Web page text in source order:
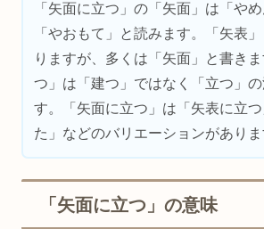
「矢面に立つ」の「矢面」は「や
「やおもて」と読みます。「矢表
りますが、多くは「矢面」と書き
つ」は「建つ」ではなく「立つ」の
す。「矢面に立つ」は「矢表に立
た」などのバリエーションがありま
「矢面に立つ」の意味